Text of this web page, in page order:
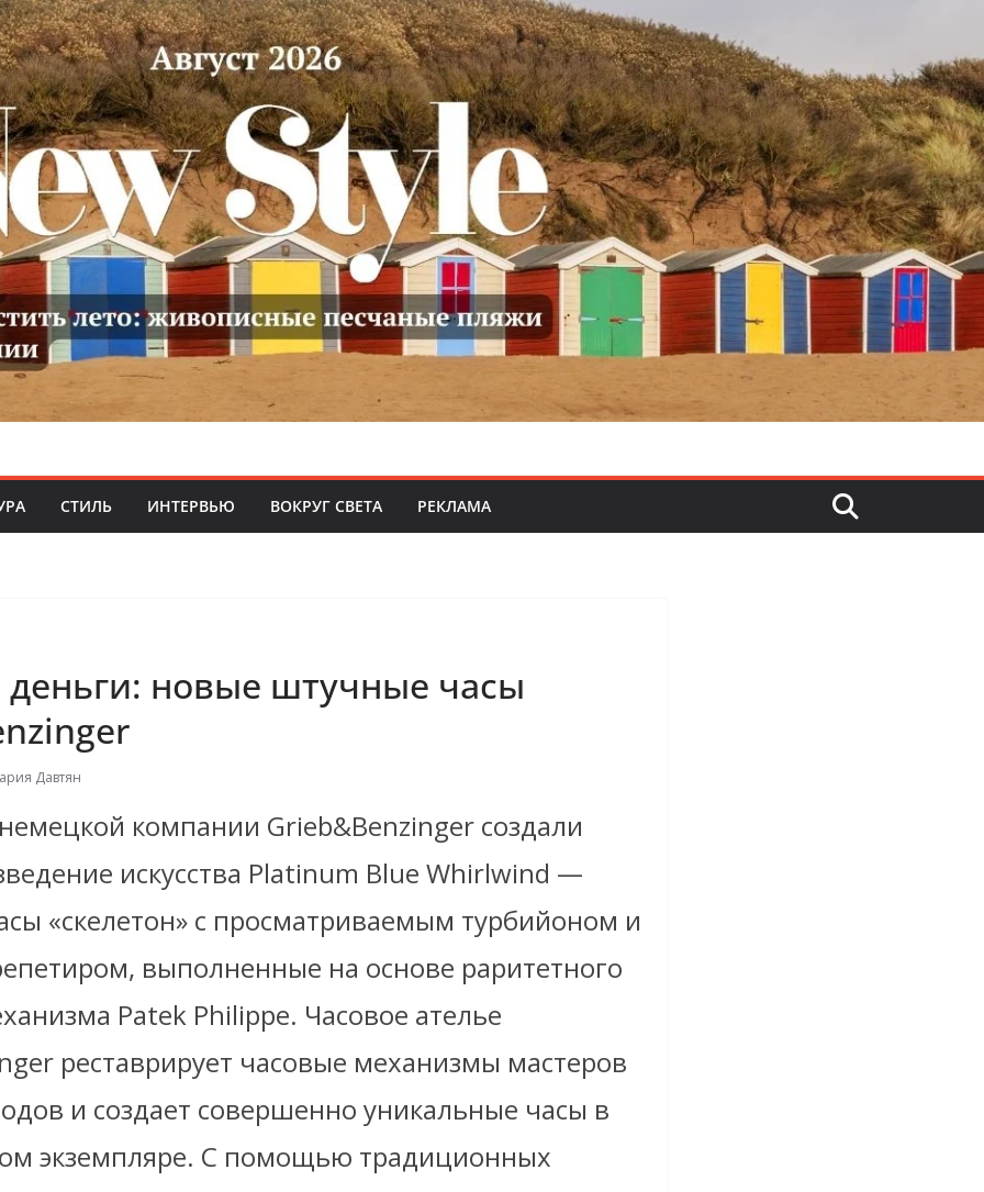
СТИЛЬ ИНТЕРВЬЮ ВОКРУГ СВЕТА РЕКЛАМА
новые штучные часы
Давтян
компании Grieb&Benzinger создали
искусства Platinum Blue Whirlwind —
«скелетон» с просматриваемым турбийоном и
, выполненные на основе раритетного
Patek Philippe. Часовое ателье
реставрирует часовые механизмы мастеров
и создает совершенно уникальные часы в
экземпляре. С помощью традиционных